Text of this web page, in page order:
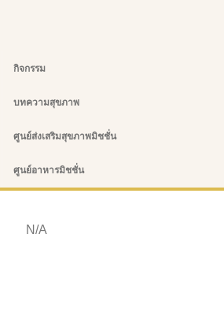
กิจกรรม
บทความสุขภาพ
ศูนย์ส่งเสริมสุขภาพมิชชั่น
ศูนย์อาหารมิชชั่น
N/A